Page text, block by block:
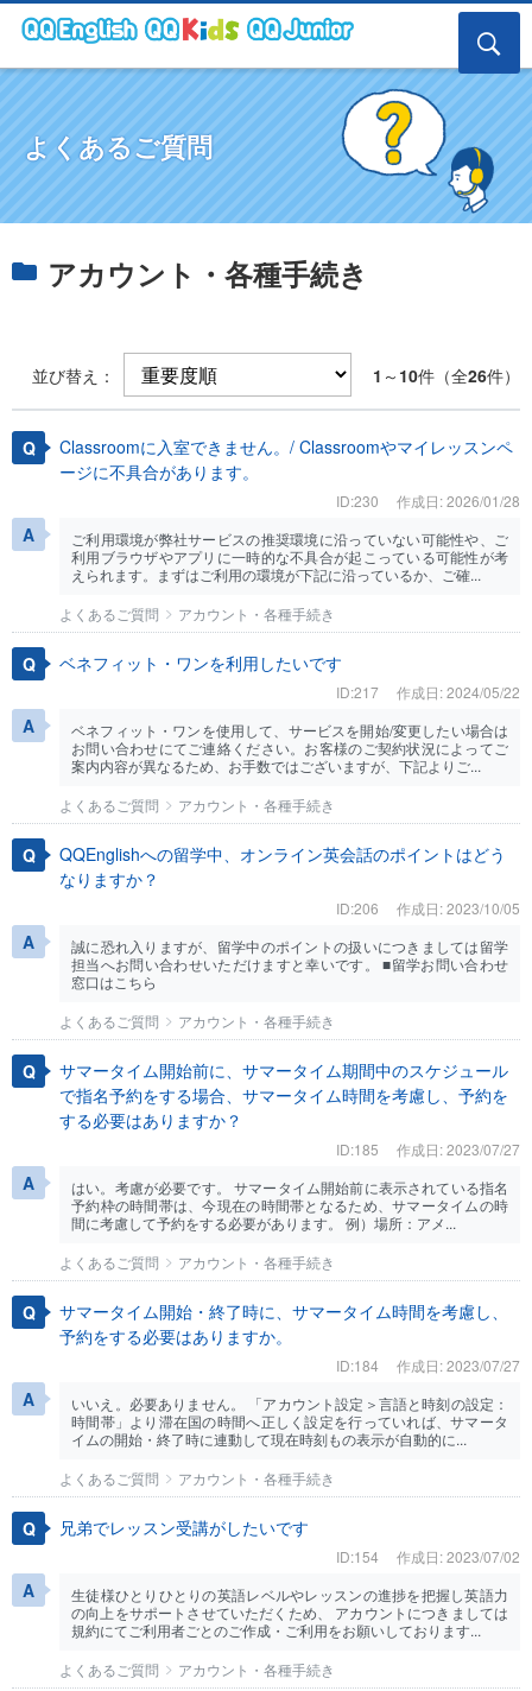
よくあるご質問
アカウント・各種手続き
並び替え： 1 ～ 10件（全26件）
Classroomに入室できません。/ Classroomやマイレッスンペ
ージに不具合があります。
ID:230
作成日: 2026/01/28
ご利用環境が弊社サービスの推奨環境に沿っていない可能性や、ご
利用ブラウザやアプリに一時的な不具合が起こっている可能性が考
えられます。まずはご利用の環境が下記に沿っているか、ご確...
よくあるご質問
アカウント・各種手続き
ベネフィット・ワンを利用したいです
ID:217
作成日: 2024/05/22
ベネフィット・ワンを使用して、サービスを開始/変更したい場合は
お問い合わせにてご連絡ください。お客様のご契約状況によってご
案内内容が異なるため、お手数ではございますが、下記よりご...
よくあるご質問
アカウント・各種手続き
QQEnglishへの留学中、オンライン英会話のポイントはどう
なりますか？
ID:206
作成日: 2023/10/05
誠に恐れ入りますが、留学中のポイントの扱いにつきましては留学
担当へお問い合わせいただけますと幸いです。 ■留学お問い合わせ
窓口はこちら
よくあるご質問
アカウント・各種手続き
サマータイム開始前に、サマータイム期間中のスケジュール
で指名予約をする場合、サマータイム時間を考慮し、予約を
する必要はありますか？
ID:185
作成日: 2023/07/27
はい。考慮が必要です。 サマータイム開始前に表示されている指名
予約枠の時間帯は、今現在の時間帯となるため、サマータイムの時
間に考慮して予約をする必要があります。 例）場所：アメ...
よくあるご質問
アカウント・各種手続き
サマータイム開始・終了時に、サマータイム時間を考慮し、
予約をする必要はありますか。
ID:184
作成日: 2023/07/27
いいえ。必要ありません。 「アカウント設定＞言語と時刻の設定：
時間帯」より滞在国の時間へ正しく設定を行っていれば、サマータ
イムの開始・終了時に連動して現在時刻もの表示が自動的に...
よくあるご質問
アカウント・各種手続き
兄弟でレッスン受講がしたいです
ID:154
作成日: 2023/07/02
生徒様ひとりひとりの英語レベルやレッスンの進捗を把握し英語力
の向上をサポートさせていただくため、 アカウントにつきましては
規約にてご利用者ごとのご作成・ご利用をお願いしております...
よくあるご質問
アカウント・各種手続き